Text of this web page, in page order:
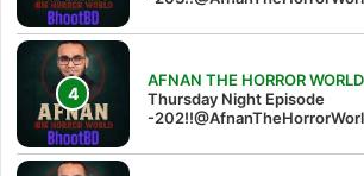
AFNAN THE HORROR WORLD
Thursday Night Episode
-